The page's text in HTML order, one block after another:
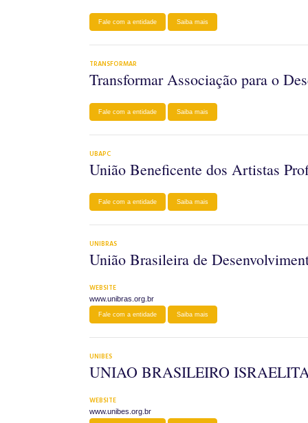
Fale com a entidade Saiba mais
TRANSFORMAR
Transformar Associação para o
Fale com a entidade Saiba mais
UBAPC
União Beneficente dos Artistas
Fale com a entidade Saiba mais
UNIBRAS
União Brasileira de
WEBSITE
www.unibras.org.br
Fale com a entidade Saiba mais
UNIBES
UNIAO BRASILEIRO
WEBSITE
www.unibes.org.br